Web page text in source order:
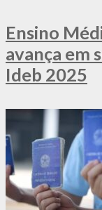
Ensino
avança em
Ideb 2025